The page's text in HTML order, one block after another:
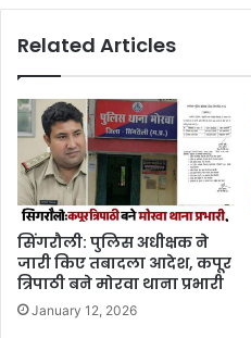
Related Articles
सिंगरौली: पुलिस अधीक्षक ने
जारी किए तबादला आदेश, कपूर
त्रिपाठी बने मोरवा थाना प्रभारी
January 12, 2026